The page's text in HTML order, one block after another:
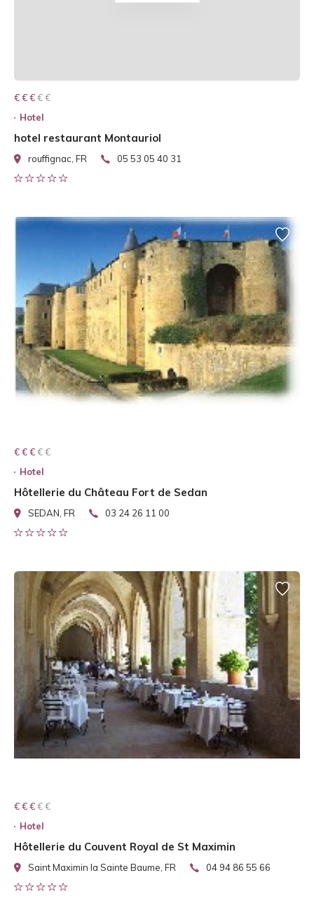
€ € € € €
€ € €
Hotel
hotel restaurant Montauriol
rouffignac, FR 05 53 05 40 31
€ € € € €
€ € €
Hotel
Hôtellerie du Château Fort de Sedan
SEDAN, FR 03 24 26 11 00
€ € € € €
€ € €
Hotel
Hôtellerie du Couvent Royal de St Maximin
Saint Maximin la Sainte Baume, FR 04 94 86 55 66